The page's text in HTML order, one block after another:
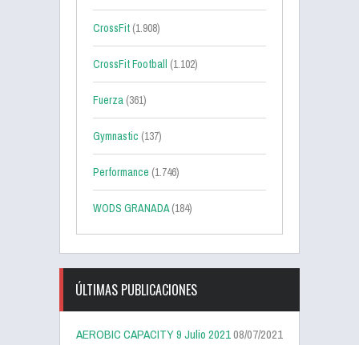
CrossFit (1.908)
CrossFit Football (1.102)
Fuerza (361)
Gymnastic (137)
Performance (1.746)
WODS GRANADA(184)
ÚLTIMAS PUBLICACIONES
AEROBIC CAPACITY 9 Julio 202108/07/2021